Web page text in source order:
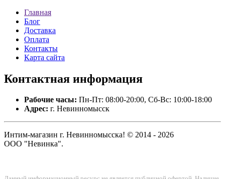
Главная
Блог
Доставка
Оплата
Контакты
Карта сайта
Контактная информация
Рабочие часы: Пн-Пт: 08:00-20:00, Сб-Вс: 10:00-18:00
Адрес: г. Невинномысск
Интим-магазин г. Невинномысска! © 2014 - 2026
ООО "Невинка".